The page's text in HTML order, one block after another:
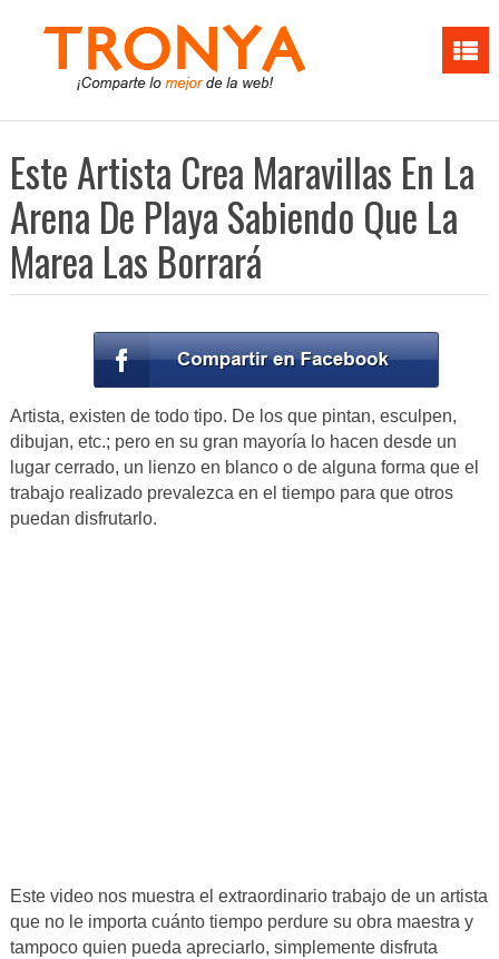
Este Artista Crea Maravillas En La
Arena De Playa Sabiendo Que La
Marea Las Borrará
Artista, existen de todo tipo. De los que pintan, esculpen,
dibujan, etc.; pero en su gran mayoría lo hacen desde un
lugar cerrado, un lienzo en blanco o de alguna forma que el
trabajo realizado prevalezca en el tiempo para que otros
puedan disfrutarlo.
Este video nos muestra el extraordinario trabajo de un artista
que no le importa cuánto tiempo perdure su obra maestra y
tampoco quien pueda apreciarlo, simplemente disfruta